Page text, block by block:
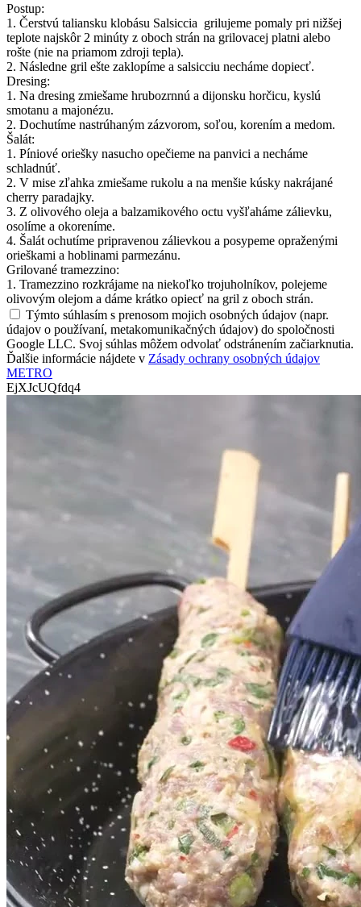
Postup:
1. Čerstvú taliansku klobásu Salsiccia grilujeme pomaly pri nižšej
teplote najskôr 2 minúty z oboch strán na grilovacej platni alebo
rošte (nie na priamom zdroji tepla).
2. Následne gril ešte zaklopíme a salsicciu necháme dopiecť.
Dresing:
1. Na dresing zmiešame hrubozrnnú a dijonsku horčicu, kyslú
smotanu a majonézu.
2. Dochutíme nastrúhaným zázvorom, soľou, korením a medom.
Šalát:
1. Píniové oriešky nasucho opečieme na panvici a necháme
schladnúť.
2. V mise zľahka zmiešame rukolu a na menšie kúsky nakrájané
cherry paradajky.
3. Z olivového oleja a balzamikového octu vyšľaháme zálievku,
osolíme a okoreníme.
4. Šalát ochutíme pripravenou zálievkou a posypeme opraženými
orieškami a hoblinami parmezánu.
Grilované tramezzino:
1. Tramezzino rozkrájame na niekoľko trojuholníkov, polejeme
olivovým olejom a dáme krátko opiecť na gril z oboch strán.
Týmto súhlasím s prenosom mojich osobných údajov (napr.
údajov o používaní, metakomunikačných údajov) do spoločnosti
Google LLC. Svoj súhlas môžem odvolať odstránením začiarknutia.
Ďalšie informácie nájdete v Zásady ochrany osobných údajov
METRO
EjXJcUQfdq4